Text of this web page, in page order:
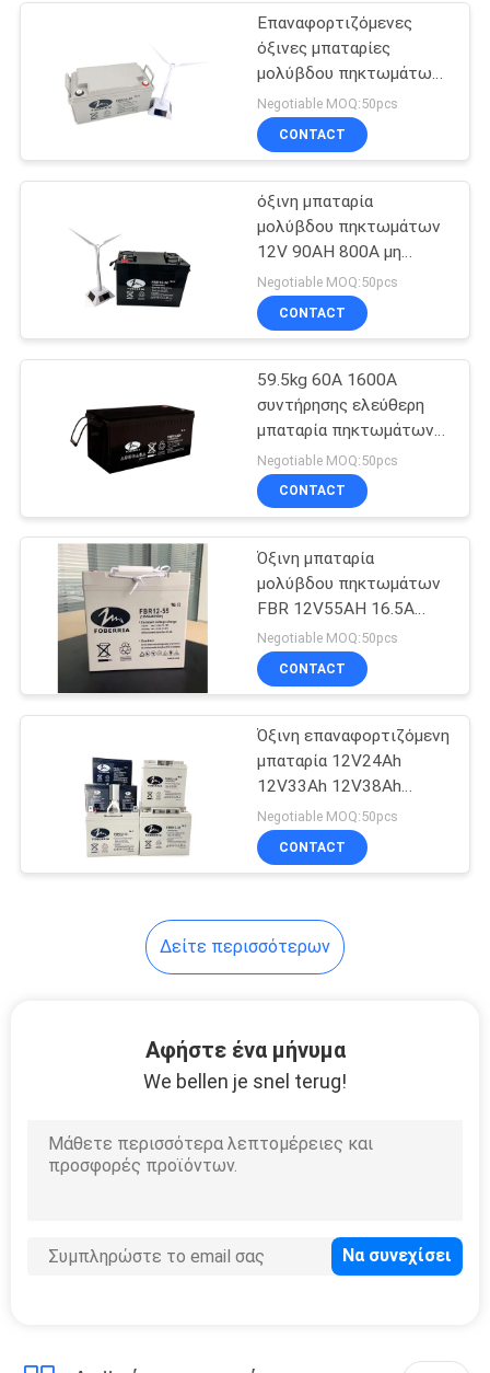
Βαθιά όξινη
μπαταρία
μολύβδου κύκλων
Όξινη μπαταρία
μολύβδου
πηκτωμάτων
μπαταρία
μολύβδου
Μπροστινή τελική
μπαταρία
Opzv σωληνωτό
μπαταρία OPzS
Επαναφορτιζόμενες
όξινες μπαταρίες
μολύβδου πηκτωμάτων
SMF 12V65ah 650A για
το ηλιακό σύστημα
Negotiable MOQ:50pcs
CONTACT
όξινη μπαταρία
μολύβδου πηκτωμάτων
12V 90AH 800A μη
Spillable 214mm ύψος
Negotiable MOQ:50pcs
CONTACT
59.5kg 60A 1600A
συντήρησης ελεύθερη
μπαταρία πηκτωμάτων
μπαταριών 12v 200ah
μολύβδου όξινη για το
φωτεινό σηματοδότη
Negotiable MOQ:50pcs
CONTACT
Όξινη μπαταρία
μολύβδου πηκτωμάτων
FBR 12V55AH 16.5A
550A για το σύστημα
αέρα
Negotiable MOQ:50pcs
CONTACT
Όξινη επαναφορτιζόμενη
μπαταρία 12V24Ah
12V33Ah 12V38Ah
πηκτωμάτων μολύβδου
UPS EPS
Negotiable MOQ:50pcs
CONTACT
Δείτε περισσότερων
Αφήστε ένα μήνυμα
We bellen je snel terug!